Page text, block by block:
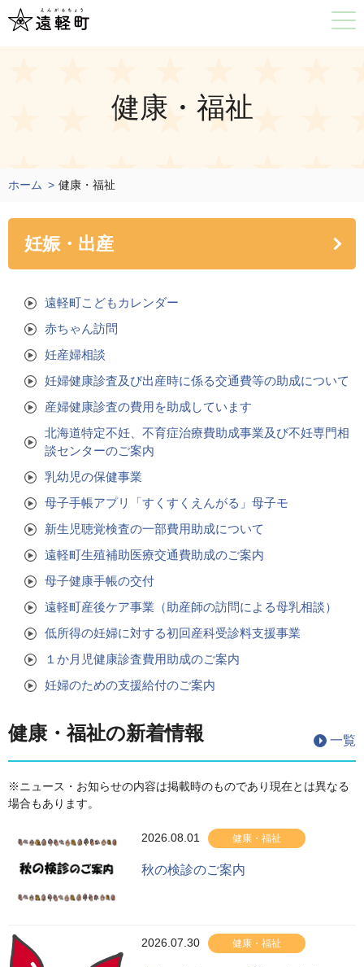
健康・福祉
ホーム 健康・福祉
妊娠・出産
遠軽町こどもカレンダー
赤ちゃん訪問
妊産婦相談
妊婦健康診査及び出産時に係る交通費等の助成について
産婦健康診査の費用を助成しています
北海道特定不妊、不育症治療費助成事業及び不妊専門相
談センターのご案内
乳幼児の保健事業
母子手帳アプリ「すくすくえんがる」母子モ
新生児聴覚検査の一部費用助成について
遠軽町生殖補助医療交通費助成のご案内
母子健康手帳の交付
遠軽町産後ケア事業（助産師の訪問による母乳相談）
低所得の妊婦に対する初回産科受診料支援事業
１か月児健康診査費用助成のご案内
妊婦のための支援給付のご案内
健康・福祉の新着情報 一覧
※ニュース・お知らせの内容は掲載時のものであり現在とは異なる
場合もあります。
2026.08.01 健康・福祉
秋の検診のご案内
2026.07.30 健康・福祉